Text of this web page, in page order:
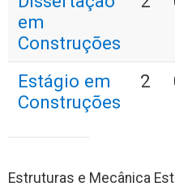
em
Construções
Estágio em
Construções
2
Estruturas e Mecânica